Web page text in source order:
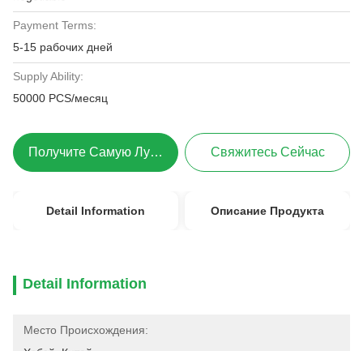
Payment Terms:
5-15 рабочих дней
Supply Ability:
50000 PCS/месяц
Получите Самую Лучшую ЦенуСвяжитесь Сейчас
Detail Information Описание Продукта
Detail Information
Место Происхождения: